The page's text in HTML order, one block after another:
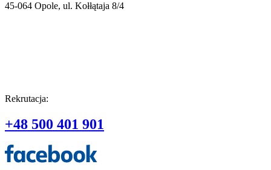
45-064 Opole, ul. Kołłątaja 8/4
Rekrutacja:
+48 500 401 901